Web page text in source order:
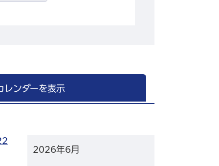
レンダーを表示
2026年6月